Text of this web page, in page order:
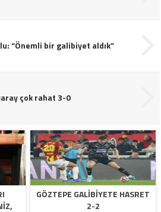
“Önemli bir galibiyet aldık”
çok rahat 3-0
GÖZTEPE GALIBIYETE HASRET
2-2